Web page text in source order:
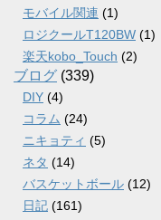
モバイル関連 (1)
ロジクールT120BW (1)
楽天kobo_Touch (2)
ブログ (339)
DIY (4)
コラム (24)
ニキョティ (5)
ネタ (14)
バスケットボール (12)
日記 (161)